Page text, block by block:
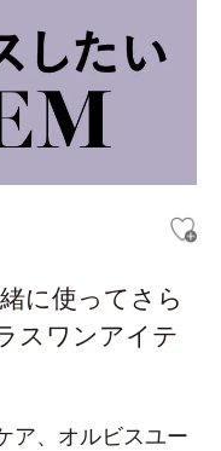
に使ってさら
スワンアイテ
ア、オルビスユー